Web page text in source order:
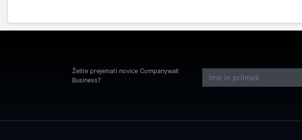
Želite prejemati novice Companywall
Business?